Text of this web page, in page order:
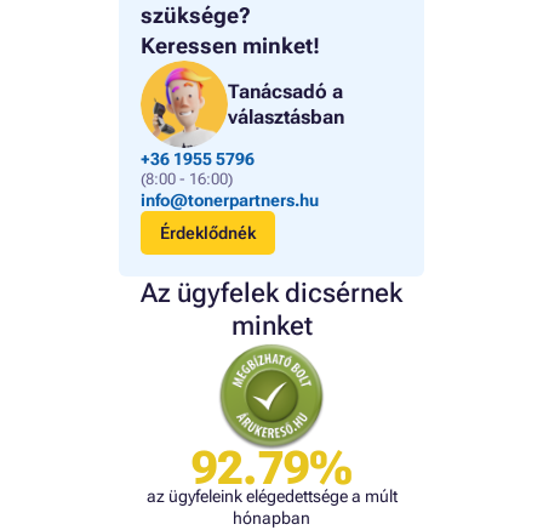
szüksége?
Keressen minket!
Tanácsadó a
választásban
+36 1955 5796
(8:00 - 16:00)
info@tonerpartners.hu
Érdeklődnék
Az ügyfelek dicsérnek
minket
92.79%
az ügyfeleink elégedettsége a múlt
hónapban